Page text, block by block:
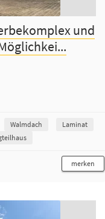
und
Walmdach
Laminat
merken